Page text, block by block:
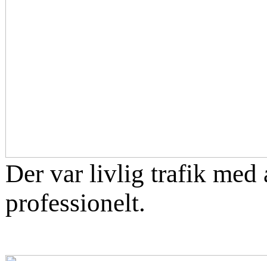
Der var livlig trafik med
professionelt.